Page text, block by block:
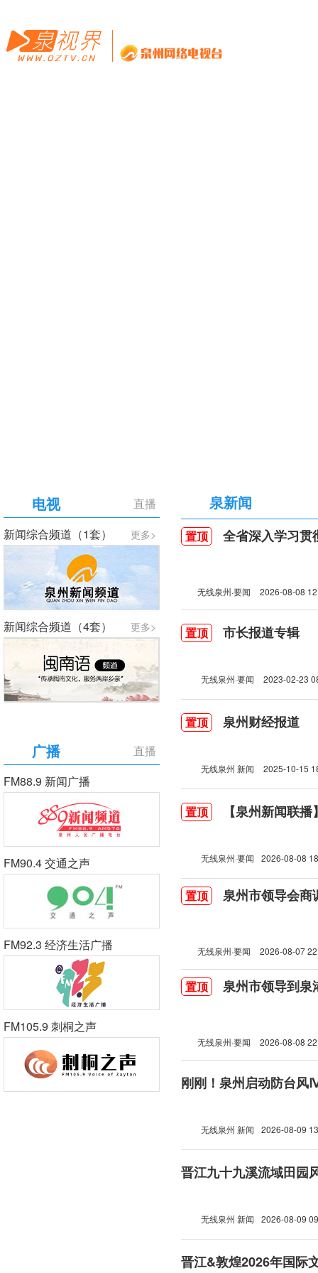
直播
电视
更多>
新闻综合频道（1套）
更多>
新闻综合频道（4套）
直播
广播
FM88.9 新闻广播
FM90.4 交通之声
FM92.3 经济生活广播
FM105.9 刺桐之声
泉新闻
置顶 全省深入学习贯彻习
无线泉州·要闻 2026-08-08
置顶 市长报道专辑
无线泉州·要闻 2023-02-23
置顶 泉州财经报道
无线泉州 新闻 2025-10-15
置顶 【泉州新闻联
无线泉州·要闻 2026-08-08
置顶 泉州市领导会商
无线泉州·要闻 2026-08-07
置顶 泉州市领导到泉
无线泉州·要闻 2026-08-08
刚刚！泉州启动防台风
无线泉州 新闻 2026-08-09
晋江九十九溪流域田园
无线泉州 新闻 2026-08-09
晋江&敦煌2026年国际